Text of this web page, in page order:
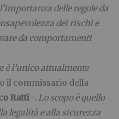
delle regole da
dei rischi e
da comportamenti
l’unico attualmente
il commissario della
Ratti-. Lo scopo è quello
legalità e alla sicurezza